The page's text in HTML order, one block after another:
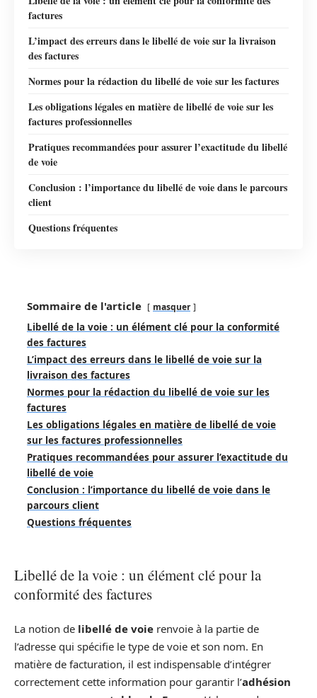
factures
L’impact des erreurs dans le libellé de voie sur la livraison
des factures
Normes pour la rédaction du libellé de voie sur les factures
Les obligations légales en matière de libellé de voie sur les
factures professionnelles
Pratiques recommandées pour assurer l’exactitude du libellé
de voie
Conclusion : l’importance du libellé de voie dans le parcours
client
Questions fréquentes
Sommaire de l'article masquer
Libellé de la voie : un élément clé pour la conformité
des factures
L’impact des erreurs dans le libellé de voie sur la
livraison des factures
Normes pour la rédaction du libellé de voie sur les
factures
Les obligations légales en matière de libellé de voie
sur les factures professionnelles
Pratiques recommandées pour assurer l’exactitude du
libellé de voie
Conclusion : l’importance du libellé de voie dans le
parcours client
Questions fréquentes
Libellé de la voie : un élément clé pour la
conformité des factures
La notion de libellé de voie renvoie à la partie de
l’adresse qui spécifie le type de voie et son nom. En
matière de facturation, il est indispensable d’intégrer
correctement cette information pour garantir l’adhésion